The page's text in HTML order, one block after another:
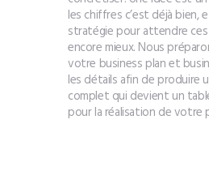
les chiffres c’est déjà bien,
stratégie pour attendre
encore mieux. Nous
votre business plan et
les détails afin de produire
complet qui devient un
pour la réalisation de votre